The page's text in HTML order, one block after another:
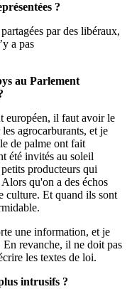
?
par des libéraux,
a pas
au Parlement
européen, il faut avoir le
agrocarburants, et je
de palme ont fait
été invités au soleil
producteurs qui
qu'on a des échos
culture. Et quand ils sont
une information, et je
revanche, il ne doit pas
les textes de loi.
intrusifs ?